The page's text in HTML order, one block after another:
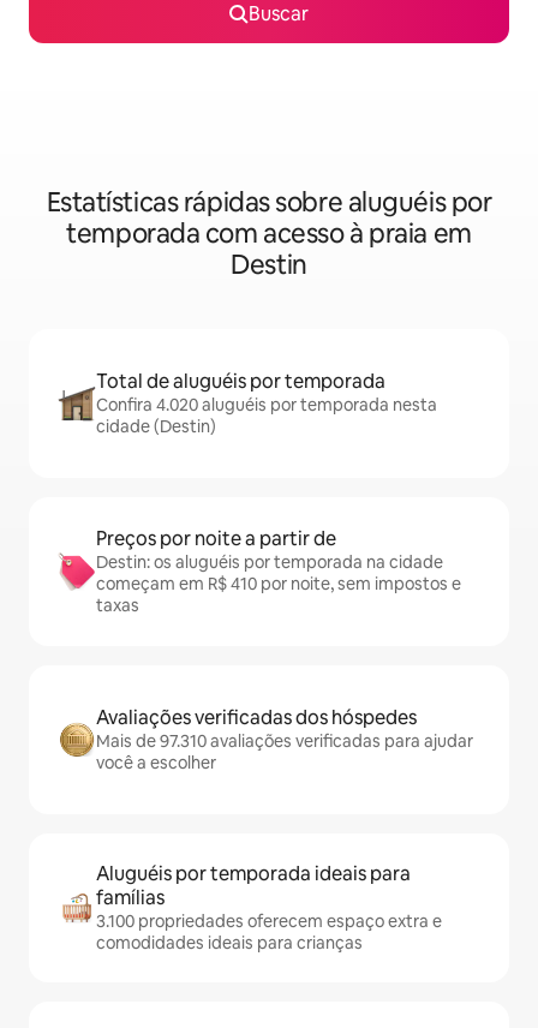
Buscar
Estatísticas rápidas sobre aluguéis por
temporada com acesso à praia em
Destin
Total de aluguéis por temporada
Confira 4.020 aluguéis por temporada nesta
cidade (Destin)
Preços por noite a partir de
Destin: os aluguéis por temporada na cidade
começam em R$ 410 por noite, sem impostos e
taxas
Avaliações verificadas dos hóspedes
Mais de 97.310 avaliações verificadas para ajudar
você a escolher
Aluguéis por temporada ideais para
famílias
3.100 propriedades oferecem espaço extra e
comodidades ideais para crianças